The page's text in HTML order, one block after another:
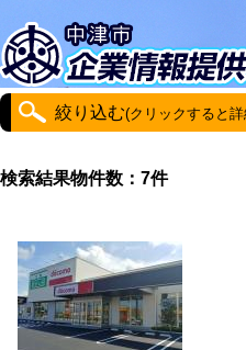
絞り込む(クリックすると
検索結果物件数：7件